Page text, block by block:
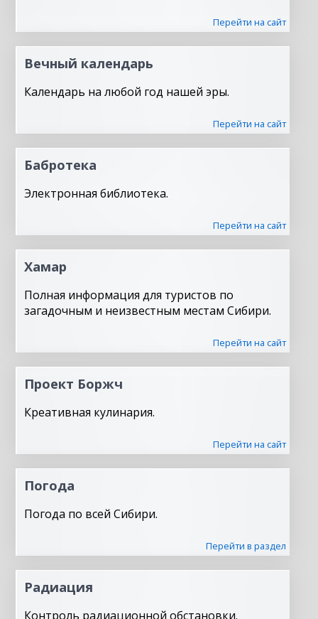
Перейти на сайт
Вечный календарь
Календарь на любой год нашей эры.
Перейти на сайт
Бабротека
Электронная библиотека.
Перейти на сайт
Хамар
Полная информация для туристов по
загадочным и неизвестным местам Сибири.
Перейти на сайт
Проект Боржч
Креативная кулинария.
Перейти на сайт
Погода
Погода по всей Сибири.
Перейти в раздел
Радиация
Контроль радиационной обстановки.